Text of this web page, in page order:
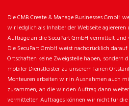
Die CMB Create & Manage Businesses GmbH
wir ledglich als Inhaber der Webseite
Aufträge an die SecuPart GmbH vermittelt
Die SecuPart GmbH weist nachdrücklich
Ortschaften keine Zweigstelle haben, sondern
mobiler Dienstleister zu unserem fairen
Monteuren arbeiten wir in Ausnahmen auch
zusammen, an die wir den Auftrag dann
vermittelten Auftrages können wir nicht für